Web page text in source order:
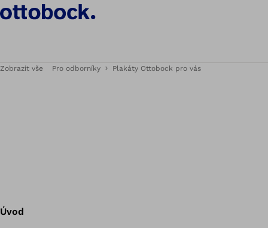
Zobrazit vše Pro odborníky Plakáty Ottobock pro vás
Úvod